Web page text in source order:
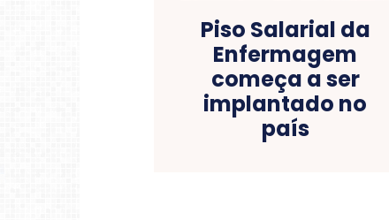
Piso Salarial da
Enfermagem
começa a ser
implantado no
país